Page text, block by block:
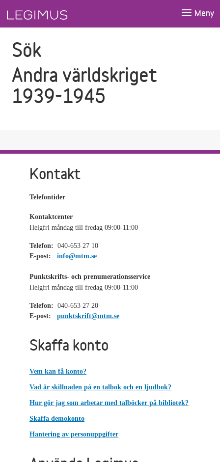
Meny
Sök
Andra världskriget
1939-1945
Kontakt
Telefontider
Kontaktcenter
Helgfri måndag till fredag 09:00-11:00
Telefon: 040-653 27 10
E-post:
info@mtm.se
Punktskrifts- och prenumerationsservice
Helgfri måndag till fredag 09:00-11:00
Telefon: 040-653 27 20
E-post:
punktskrift@mtm.se
Skaffa konto
Vem kan få konto?
Vad är skillnaden på en talbok och en ljudbok?
Hur gör jag som arbetar med talböcker på bibliotek?
Skaffa demokonto
Hantering av personuppgifter